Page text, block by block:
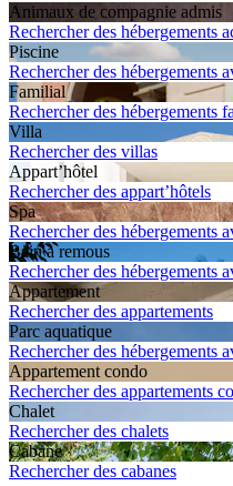
Animaux de compagnie admis
Rechercher des hébergements
Piscine
Rechercher des hébergements
Familial
Rechercher des hébergements
Villa
Rechercher des villas
Appart’hôtel
Rechercher des appart’hôtels
Spa
Rechercher des hébergements
Bain à remous
Rechercher des hébergements
Apparte­ment
Rechercher des appartements
Parc aquatique
Rechercher des hébergements
Apparte­ment condo
Rechercher des appartements
Chalet
Rechercher des chalets
Cabane
Rechercher des cabanes